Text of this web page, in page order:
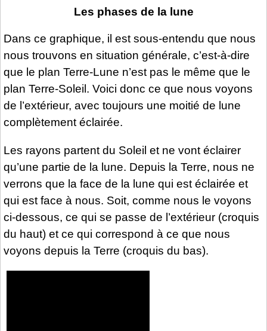
Les phases de la lune
Dans ce graphique, il est sous-entendu que nous
nous trouvons en situation générale, c’est-à-dire
que le plan Terre-Lune n’est pas le même que le
plan Terre-Soleil. Voici donc ce que nous voyons
de l’extérieur, avec toujours une moitié de lune
complètement éclairée.
Les rayons partent du Soleil et ne vont éclairer
qu’une partie de la lune. Depuis la Terre, nous ne
verrons que la face de la lune qui est éclairée et
qui est face à nous. Soit, comme nous le voyons
ci-dessous, ce qui se passe de l’extérieur (croquis
du haut) et ce qui correspond à ce que nous
voyons depuis la Terre (croquis du bas).